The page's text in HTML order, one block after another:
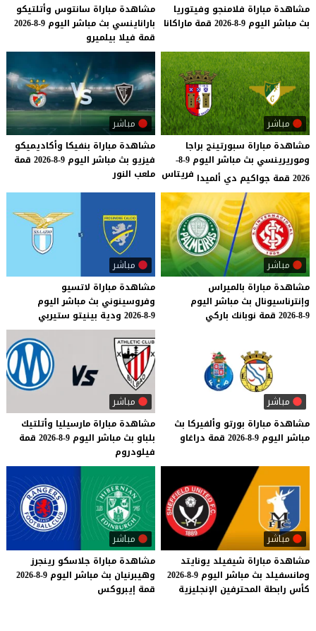
مشاهدة مباراة فلامنجو وفيتوريا
بث مباشر اليوم 9-8-2026 قمة ماراكانا
مشاهدة مباراة سانتوس وأتلتيكو
باراناينسي بث مباشر اليوم 9-8-2026
قمة فيلا بيلميرو
مباشر
مشاهدة مباراة سبورتينج براجا
وموريرينسي بث مباشر اليوم 9-8-
2026 قمة جواكيم دي ألميدا
فريتاس
مباشر
مشاهدة مباراة بنفيكا وأكاديميكو
فيزيو بث مباشر اليوم 9-8-2026
قمة
ملعب النور
مباشر
مشاهدة مباراة بالميراس
وإنترناسيونال بث مباشر اليوم
9-8-2026
قمة نوبانك باركي
مباشر
مشاهدة مباراة لاتسيو
وفروسينوني بث مباشر اليوم
9-8-2026
ودية بينيتو ستيربي
مباشر
مشاهدة مباراة بورتو وألفيركا بث
مباشر اليوم 9-8-2026 قمة دراغاو
مباشر
مشاهدة مباراة مارسيليا وأتلتيك
بلباو بث مباشر اليوم 9-8-2026
قمة
فيلودروم
مباشر
مشاهدة مباراة شيفيلد يونايتد
ومانسفيلد بث مباشر اليوم 9-8-2026
كأس رابطة المحترفين الإنجليزية
مباشر
مشاهدة مباراة جلاسكو رينجرز
وهيبرنيان بث مباشر اليوم 9-8-2026
قمة إيبروكس